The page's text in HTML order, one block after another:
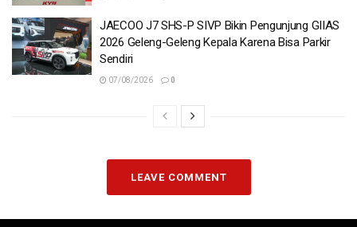
JAECOO J7 SHS-P SIVP Bikin Pengunjung GIIAS
2026 Geleng-Geleng Kepala Karena Bisa Parkir
Sendiri
07/08/2026 0
LEAVE COMMENT